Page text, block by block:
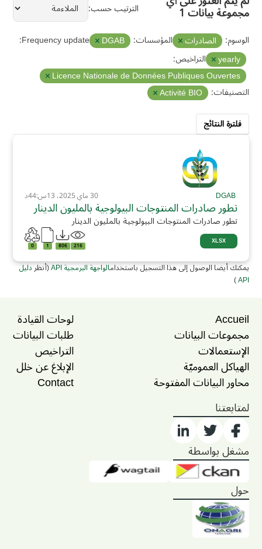
الترتيب حسب مجموعة بيانات 1
الوسوم: الصادرات المؤسسات: DGAB
Frequency update:
yearly
التراخيص:
Licence Nationale de Données Publiques Ouvertes
التصنيفات: Activité BIO
فلترة النتائج
DGAB 30 ماي 2025، 13س:44د
تطور صادرات المنتوجات البيولوجية بالمليون الدينار
تطور صادرات المنتوجات البيولوجية بالمليون الدينار
XLSX
216
806
1
0
يمكنك أيضا الوصول إلى هذا التسجيل باستخدامالواجهة البرمجية API (أنظردليل
API
)
Accueil
مجموعات البيانات
الإستعمالات
الهياكل العموميّة
محاور البيانات المفتوحة
لوحات القيادة
طلبات البيانات
التراخيص
الإبلاغ عن خلل
Contact
لمتابعتنا
مشغل بواسطة
حول